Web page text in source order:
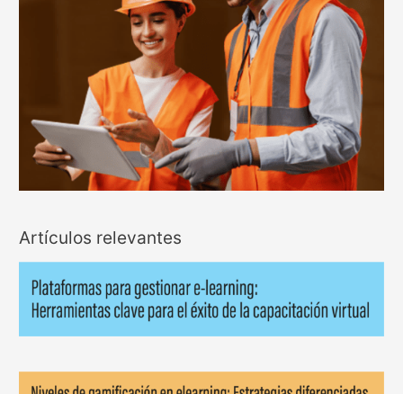
Artículos relevantes